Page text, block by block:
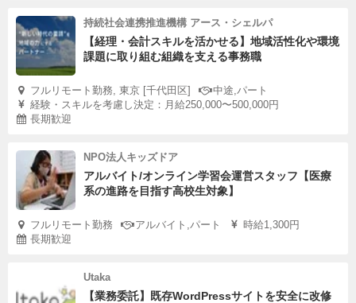
持続社会連携推進機構 アース・シェルパ
【経理・会計スキルを活かせる】地域活性化や環境
課題に取り組む組織を支える事務職
フルリモート勤務, 東京 [千代田区]
中途,パート
経験・スキルを考慮し決定：月給250,000〜500,000円
長期歓迎
NPO法人キッズドア
アルバイト/オンライン学習会運営スタッフ【医療
系の進路を目指す高校生対象】
フルリモート勤務 アルバイト,パート
時給1,300円
長期歓迎
Utaka
【業務委託】既存WordPressサイトを安全に改修